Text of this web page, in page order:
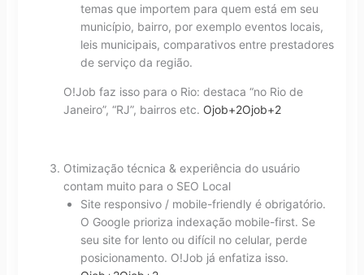
temas que importem para quem está em seu
município, bairro, por exemplo eventos locais,
leis municipais, comparativos entre prestadores
de serviço da região.
O!Job faz isso para o Rio: destaca “no Rio de
Janeiro”, “RJ”, bairros etc. Ojob+2Ojob+2
Otimização técnica & experiência do usuário
contam muito para o SEO Local
Site responsivo / mobile-friendly é obrigatório.
O Google prioriza indexação mobile-first. Se
seu site for lento ou difícil no celular, perde
posicionamento. O!Job já enfatiza isso.